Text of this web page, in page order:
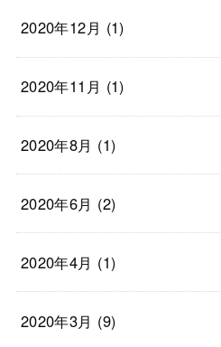
2020年12月 (1)
2020年11月 (1)
2020年8月 (1)
2020年6月 (2)
2020年4月 (1)
2020年3月 (9)